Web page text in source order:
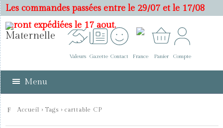
Les commandes passées entre le 29/07 et le 17/08
seront expédiées le 17 aout.
Valeurs Gazette Contact France Panier Compte
Menu
Accueil ›Tags › carttable CP